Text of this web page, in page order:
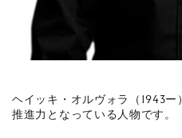
ヘイッキ・オルヴォラ（1943
推進力となっている人物です。